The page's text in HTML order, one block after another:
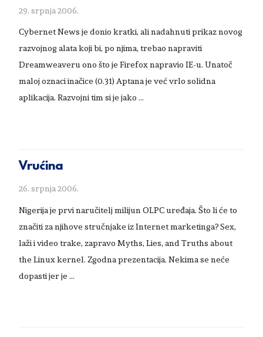
29. srpnja 2006.
Cybernet News je donio kratki, ali nadahnuti prikaz novog
razvojnog alata koji bi, po njima, trebao napraviti
Dreamweaveru ono što je Firefox napravio IE-u. Unatoč
maloj oznaci inačice (0.31) Aptana je već vrlo solidna
aplikacija. Razvojni tim si je jako …
Vrućina
26. srpnja 2006.
Nigerija je prvi naručitelj milijun OLPC uređaja. Što li će to
značiti za njihove stručnjake iz Internet marketinga? Sex,
laži i video trake, zapravo Myths, Lies, and Truths about
the Linux kernel. Zgodna prezentacija. Nekima se neće
dopasti jer je …